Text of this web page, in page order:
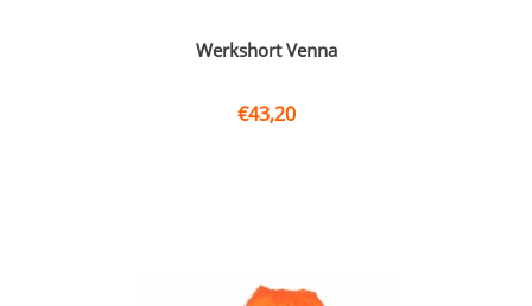
Werkshort Venna
€43,20